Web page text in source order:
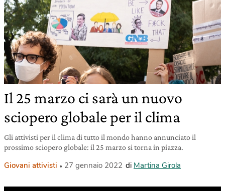
Il 25 marzo ci sarà un nuovo
sciopero globale per il clima
Gli attivisti per il clima di tutto il mondo hanno annunciato il
prossimo sciopero globale: il 25 marzo si torna in piazza.
Giovani attivisti 27 gennaio 2022 di Martina Girola